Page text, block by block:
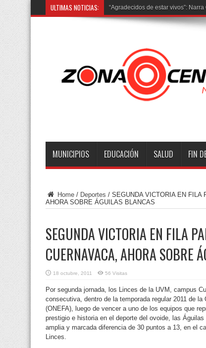
ULTIMAS NOTICIAS: Los
MUNICIPIOS EDUCACIÓN SALUD FIN
Home / Deportes / SEGUNDA VICTORIA EN FILA
AHORA SOBRE ÁGUILAS BLANCAS
SEGUNDA VICTORIA EN FILA
CUERNAVACA, AHORA SOBRE
18 octubre, 2011 56 Visitas
Por segunda jornada, los Linces de la UVM, campus
consecutiva, dentro de la temporada regular 2011 de
(ONEFA) , luego de vencer a uno de los equipos que
prestigio e historia en el deporte del ovoide, las
amplia y marcada diferencia de 30 puntos a 13, en el
Linces.